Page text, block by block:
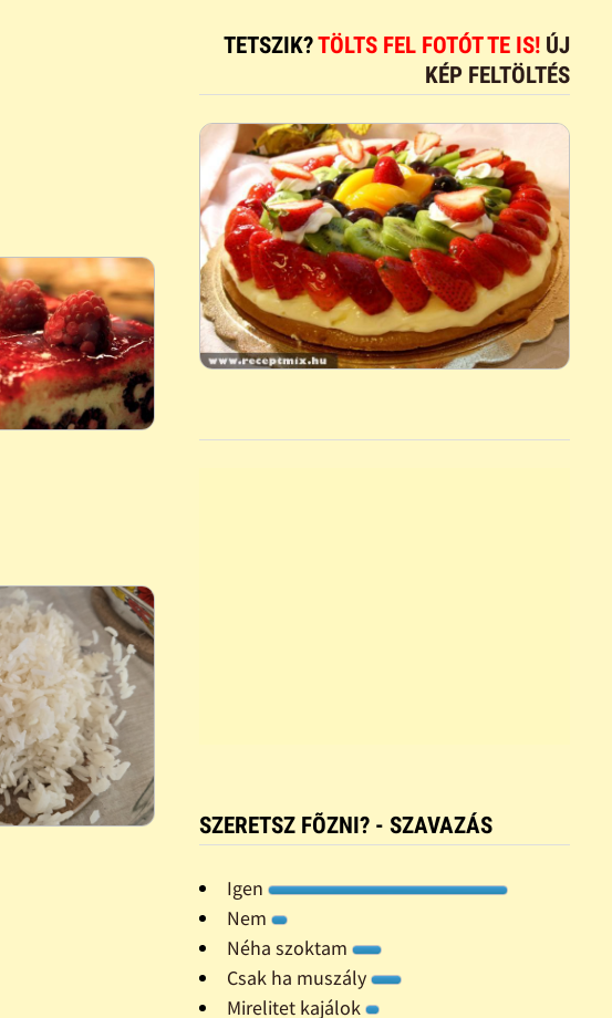
TETSZIK?TÖLTS FEL FOTÓT TE IS! ÚJ
KÉP FELTÖLTÉS
SZERETSZ FÕZNI? - SZAVAZÁS
Igen
Nem
Néha szoktam
Csak ha muszály
Mirelitet kajálok